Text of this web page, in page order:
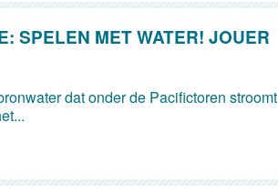
SPELEN MET WATER! JOUER
dat onder de Pacifictoren stroomt